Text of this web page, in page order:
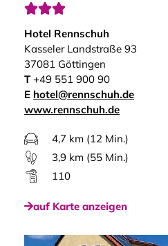

Hotel Rennschuh
Kasseler Landstraße 93
37081 Göttingen
T+49 551 900 90
E hotel@rennschuh.de
www.rennschuh.de
4,7 km (12 Min.)
3,9 km (55 Min.)
110
auf Karte anzeigen